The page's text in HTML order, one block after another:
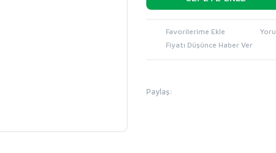
Fiyatı Düşünce Haber Ver
Paylaş: